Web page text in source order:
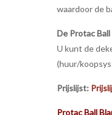
waardoor de
De Protac
U kunt de
(huur/
Prijslijst:
Protac Ball